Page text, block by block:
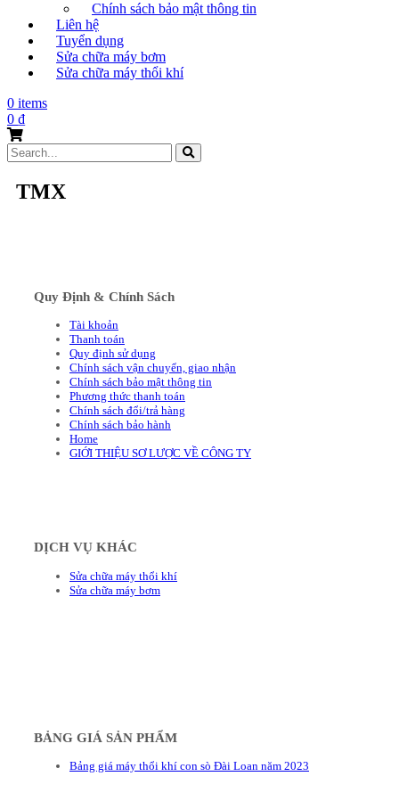
Chính sách bảo mật thông tin
Liên hệ
Tuyển dụng
Sửa chữa máy bơm
Sửa chữa máy thổi khí
0 items
0 ₫
Search
for:
TMX
Quy Định & Chính Sách
Tài khoản
Thanh toán
Quy định sử dụng
Chính sách vận chuyển, giao nhận
Chính sách bảo mật thông tin
Phương thức thanh toán
Chính sách đổi/trả hàng
Chính sách bảo hành
Home
GIỚI THIỆU SƠ LƯỢC VỀ CÔNG TY
DỊCH VỤ KHÁC
Sửa chữa máy thổi khí
Sửa chữa máy bơm
BẢNG GIÁ SẢN PHẨM
Bảng giá máy thổi khí con sò Đài Loan năm 2023